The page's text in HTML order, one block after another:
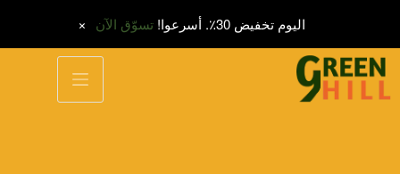
اليوم تخفيض 30٪. أسرعوا! تسوّق الآن
التجاوز
إلى
المحتوى